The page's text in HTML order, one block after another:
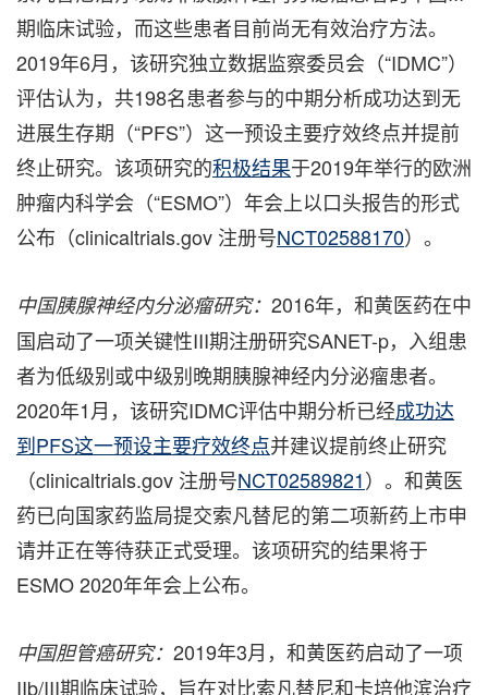
期临床试验，而这些患者目前尚无有效治疗方法。
2019年6月，该研究独立数据监察委员会（“IDMC”）
评估认为，共198名患者参与的中期分析成功达到无
进展生存期（“PFS”）这一预设主要疗效终点并提前
终止研究。该项研究的积极结果于2019年举行的欧洲
肿瘤内科学会（“ESMO”）年会上以口头报告的形式
公布（clinicaltrials.gov 注册号NCT02588170）。
中国胰腺神经内分泌瘤研究： 2016年，和黄医药在中
国启动了一项关键性III期注册研究SANET-p，入组患
者为低级别或中级别晚期胰腺神经内分泌瘤患者。
2020年1月，该研究IDMC评估中期分析已经成功达
到PFS这一预设主要疗效终点并建议提前终止研究
（clinicaltrials.gov 注册号NCT02589821）。和黄医
药已向国家药监局提交索凡替尼的第二项新药上市申
请并正在等待获正式受理。该项研究的结果将于
ESMO 2020年年会上公布。
中国胆管癌研究： 2019年3月，和黄医药启动了一项
IIb/III期临床试验，旨在对比索凡替尼和卡培他滨治疗